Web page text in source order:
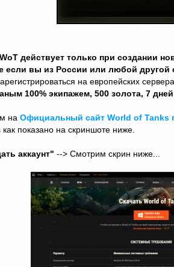
действует только при создании
если вы из России или любой другой
на европейских
100% экипажем, 500 золота, 7
на Официальный сайт World of Tanks
показано на скриншоте ниже.
аккаунт" --> Смотрим скрин ниже...